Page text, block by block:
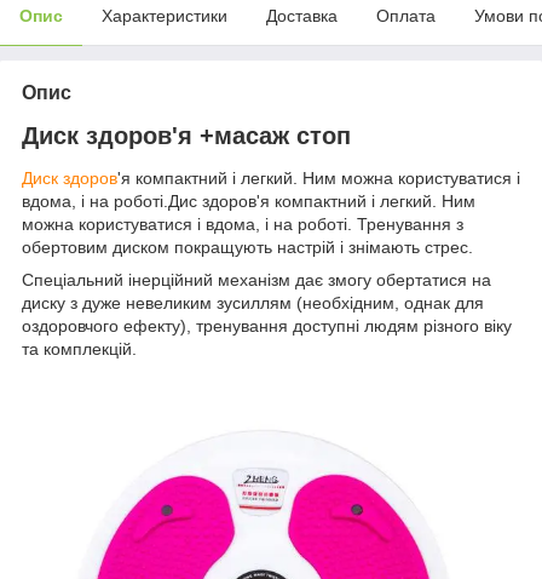
Опис Характеристики Доставка Оплата Умови
Опис
Диск здоров'я +масаж стоп
Диск здоров'я компактний і легкий. Ним можна користуватися і
вдома, і на роботі.Дис здоров'я компактний і легкий. Ним
можна користуватися і вдома, і на роботі. Тренування з
обертовим диском покращують настрій і знімають стрес.
Спеціальний інерційний механізм дає змогу обертатися на
диску з дуже невеликим зусиллям (необхідним, однак для
оздоровчого ефекту), тренування доступні людям різного віку
та комплекцій.